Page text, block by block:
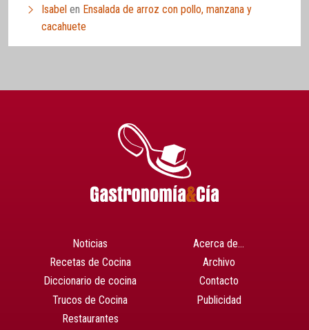
Isabel en Ensalada de arroz con pollo, manzana y
cacahuete
Noticias
Recetas de Cocina
Diccionario de cocina
Trucos de Cocina
Restaurantes
Acerca de…
Archivo
Contacto
Publicidad